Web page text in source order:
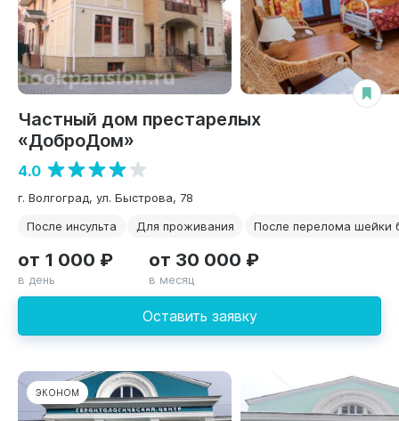
Частный дом престарелых
«ДоброДом»
4.0
г. Волгоград, ул. Быстрова, 78
После инсульта
Для проживания После перелома шейки
Оставить заявку
от 1 000 ₽
в день
от 30 000 ₽
в месяц
ЭКОНОМ